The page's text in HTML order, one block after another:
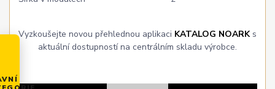
Vyzkoušejte novou přehlednou aplikaci KATALOG NOARKs
aktuální dostupností na centrálním skladu výrobce.